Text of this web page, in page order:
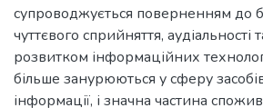
супроводжується поверненням до
чуттєвого сприйняття, аудіальності
розвитком інформаційних
більше занурюються у сферу
інформації, і значна частина